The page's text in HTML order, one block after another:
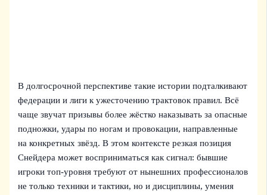
В долгосрочной перспективе такие истории подталкивают
федерации и лиги к ужесточению трактовок правил. Всё
чаще звучат призывы более жёстко наказывать за опасные
подножки, удары по ногам и провокации, направленные
на конкретных звёзд. В этом контексте резкая позиция
Снейдера может восприниматься как сигнал: бывшие
игроки топ-уровня требуют от нынешних профессионалов
не только техники и тактики, но и дисциплины, умения